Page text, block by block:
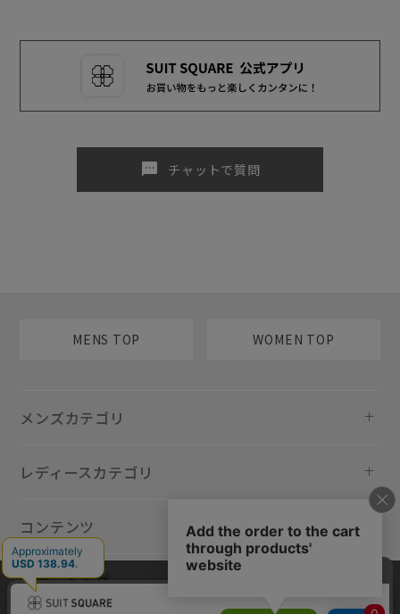
sms チャットで質問
MENS TOP WOMEN TOP
メンズカテゴリ
レディースカテゴリ
コンテンツ
規約・ヘルプ
当サイトでは利用体験の向上およびコンテンツの最適な提供、トラフィ